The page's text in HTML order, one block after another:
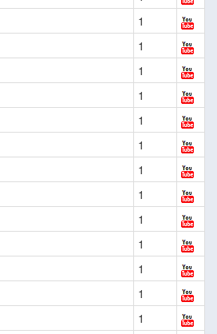
1
1
1
1
1
1
1
1
1
1
1
1
1